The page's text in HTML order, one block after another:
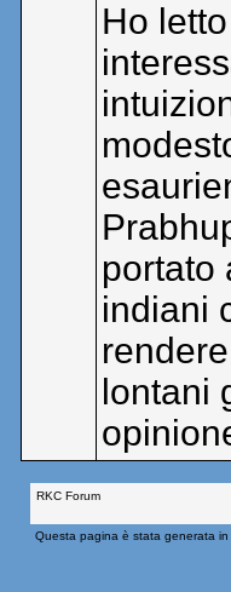
Ho
portato
indiani
lontani
RKC Forum
Questa pagina è stata generata in